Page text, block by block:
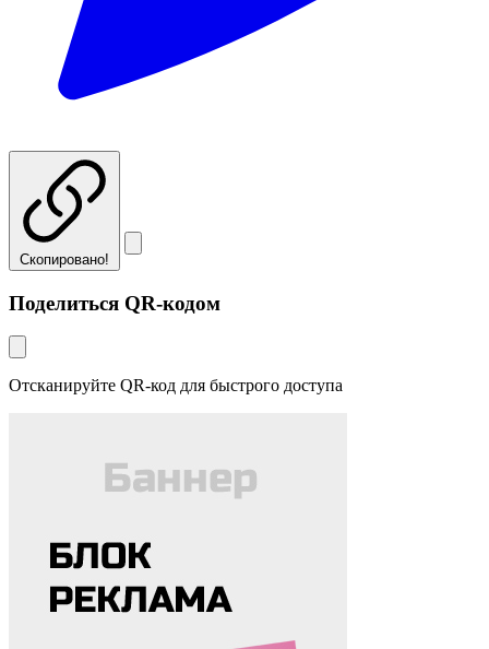
Скопировано!
Поделиться QR-кодом
Отсканируйте QR-код для быстрого доступа